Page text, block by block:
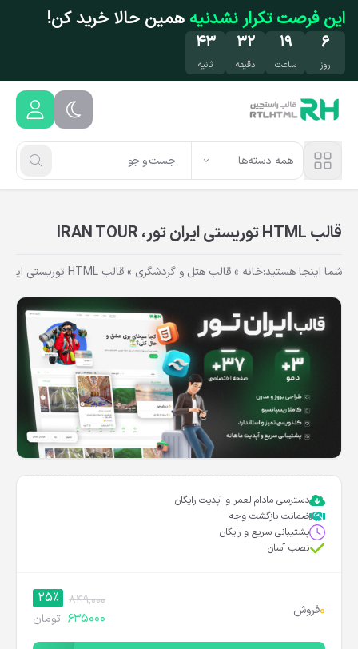
رفتن به محتوای اصلی
این فرصت تکرار نشدنیه همین حالا خرید کن!
۶
روز
۱۹
ساعت
۳۲
دقیقه
۴۲
ثانیه
همه دسته‌ها
قالب HTML توریستی ایران تور، IRAN TOUR
شما اینجا هستید:خانه »قالب هتل و گردشگری »قالب HTML توریستی ایران تور، IRAN TOUR
دسترسی مادام‌العمر و آپدیت رایگان
ضمانت بازگشت وجه
پشتیبانی سریع و رایگان
نصب آسان
0فروش
849,000
25%
635000 تومان